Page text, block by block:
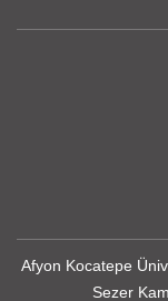
Afyon Kocatepe
Sezer